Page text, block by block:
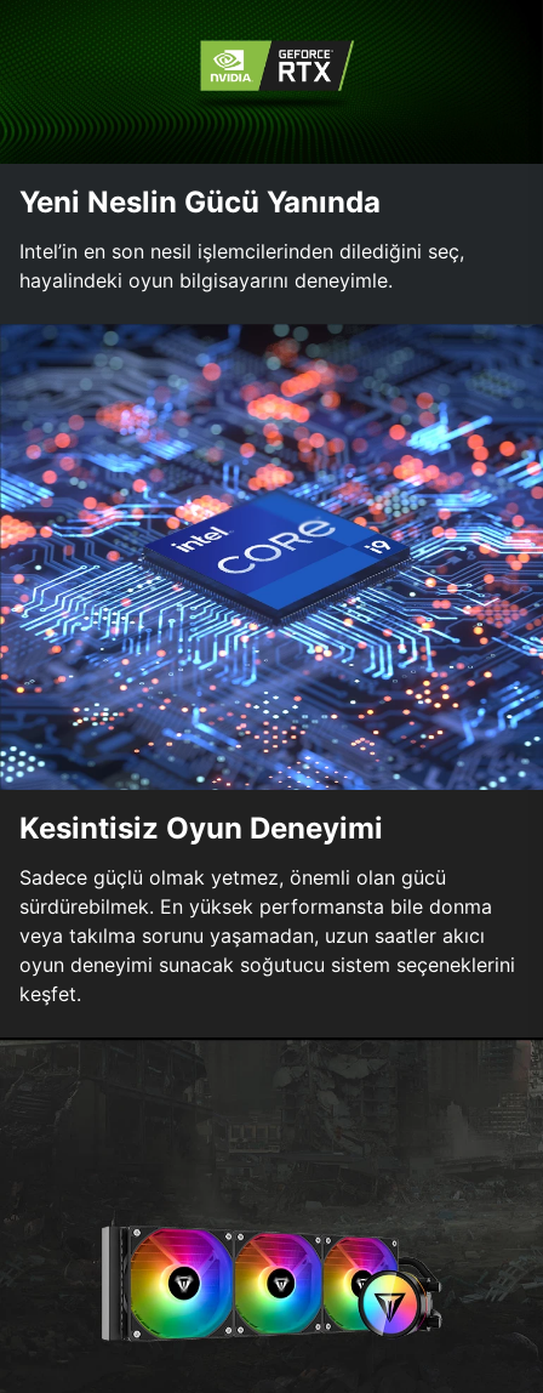
Yeni Neslin Gücü Yanında
Intel’in en son nesil işlemcilerinden dilediğini seç,
hayalindeki oyun bilgisayarını deneyimle.
Kesintisiz Oyun Deneyimi
Sadece güçlü olmak yetmez, önemli olan gücü
sürdürebilmek. En yüksek performansta bile donma
veya takılma sorunu yaşamadan, uzun saatler akıcı
oyun deneyimi sunacak soğutucu sistem seçeneklerini
keşfet.